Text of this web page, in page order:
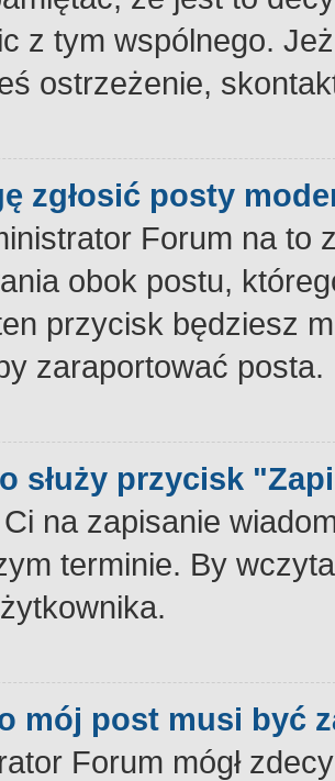
z tym wspólnego.
ostrzeżenie,
zgłosić posty
Forum na to
obok postu,
przycisk będziesz
zaraportować posta.
służy przycisk
na zapisanie
terminie. By
mój post musi być
Forum mógł